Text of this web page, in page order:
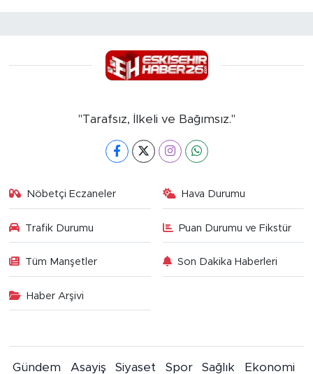
"Tarafsız, İlkeli ve Bağımsız."
Nöbetçi Eczaneler Hava Durumu
Trafik Durumu Puan Durumu ve Fikstür
Tüm Manşetler Son Dakika Haberleri
Haber Arşivi
Gündem Asayiş Siyaset Spor Sağlık
Ekonomi